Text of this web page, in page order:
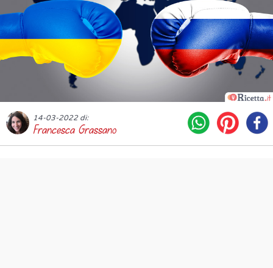
14-03-2022 di:
Francesca Grassano